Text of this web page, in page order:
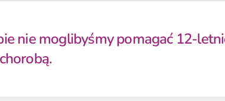
nie moglibyśmy pomagać 12-